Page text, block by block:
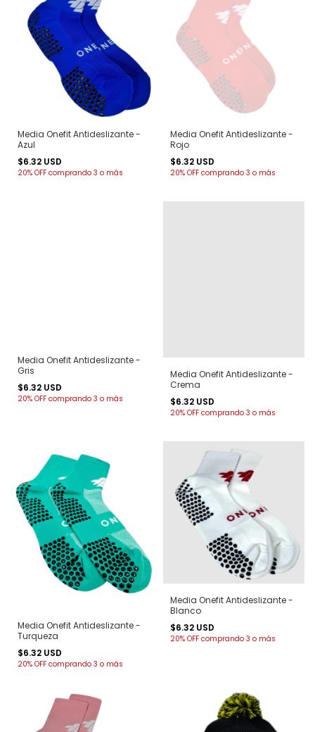
Media Onefit Antideslizante -
Azul
$6.32 USD
20% OFF comprando 3 o más
Media Onefit Antideslizante -
Rojo
$6.32 USD
20% OFF comprando 3 o más
Media Onefit Antideslizante -
Gris
$6.32 USD
20% OFF comprando 3 o más
Media Onefit Antideslizante -
Crema
$6.32 USD
20% OFF comprando 3 o más
Media Onefit Antideslizante -
Turqueza
$6.32 USD
20% OFF comprando 3 o más
Media Onefit Antideslizante -
Blanco
$6.32 USD
20% OFF comprando 3 o más